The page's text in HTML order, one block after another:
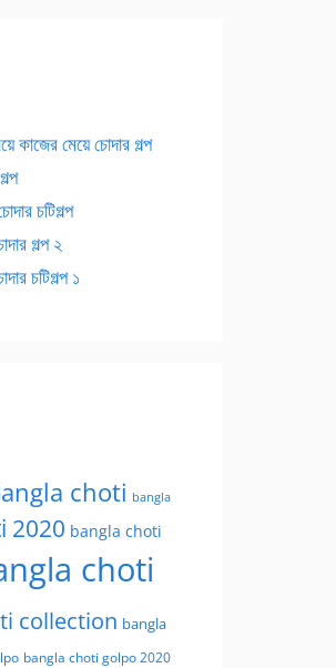
মেয়ে চোদার গল্প
চটিগল্প
গল্প ২
চটিগল্প ১
choti bangla
2020 bangla choti
choti
collection bangla
bangla choti golpo 2020